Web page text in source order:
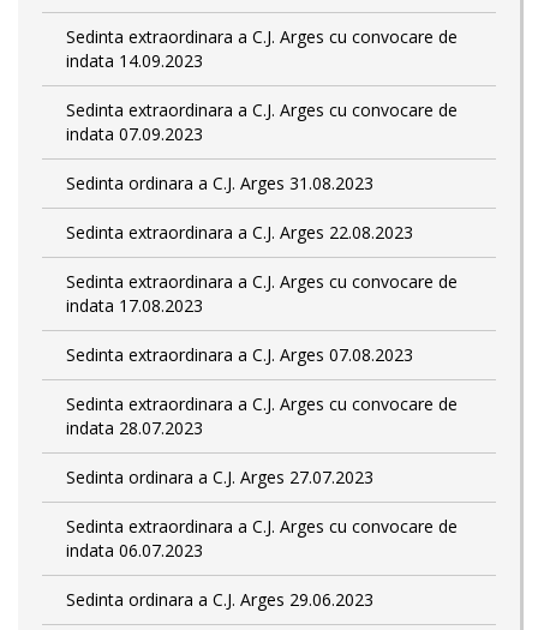
Sedinta extraordinara a C.J. Arges cu convocare de
indata 14.09.2023
Sedinta extraordinara a C.J. Arges cu convocare de
indata 07.09.2023
Sedinta ordinara a C.J. Arges 31.08.2023
Sedinta extraordinara a C.J. Arges 22.08.2023
Sedinta extraordinara a C.J. Arges cu convocare de
indata 17.08.2023
Sedinta extraordinara a C.J. Arges 07.08.2023
Sedinta extraordinara a C.J. Arges cu convocare de
indata 28.07.2023
Sedinta ordinara a C.J. Arges 27.07.2023
Sedinta extraordinara a C.J. Arges cu convocare de
indata 06.07.2023
Sedinta ordinara a C.J. Arges 29.06.2023